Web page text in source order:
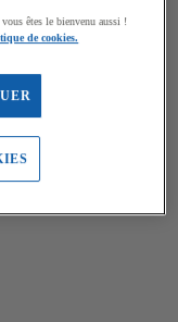
êtes le bienvenu aussi !
de cookies.